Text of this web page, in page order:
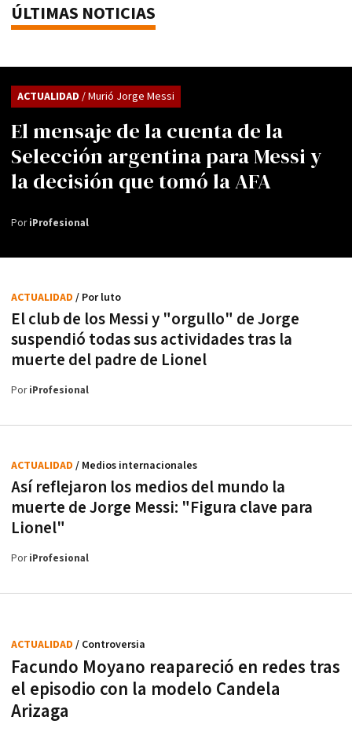
ÚLTIMAS NOTICIAS
El mensaje de la cuenta de la
Selección argentina para Messi y
la decisión que tomó la AFA
ACTUALIDAD / Murió Jorge Messi
PoriProfesional
El club de los Messi y "orgullo" de Jorge
suspendió todas sus actividades tras la
muerte del padre de Lionel
ACTUALIDAD / Por luto
PoriProfesional
Así reflejaron los medios del mundo la
muerte de Jorge Messi: "Figura clave para
Lionel"
ACTUALIDAD / Medios internacionales
PoriProfesional
Facundo Moyano reapareció en redes tras
el episodio con la modelo Candela
Arizaga
ACTUALIDAD / Controversia